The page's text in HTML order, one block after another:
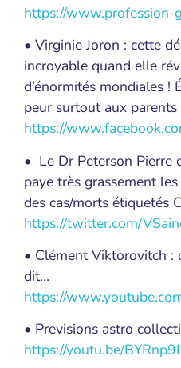
https://www.profession-
• Virginie Joron : cette
incroyable quand elle
d’énormités mondiales !
peur surtout aux
https://
• Le Dr Peterson Pierre
paye très grassement
des cas/morts étiquetés
https://twitter.com/
• Clément Viktorovitch
dit…
https://
• Previsions astro
https://youtu.be/